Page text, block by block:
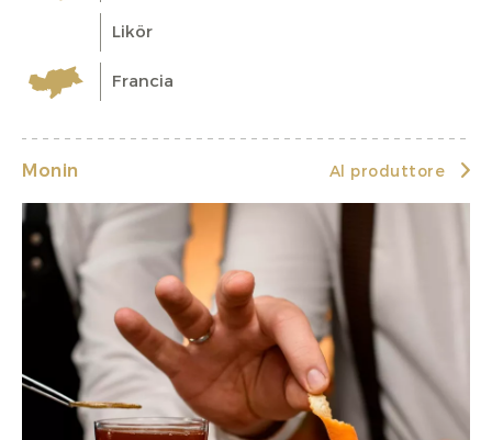
Likör
Francia
Monin Al produttore